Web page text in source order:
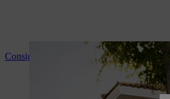
Consigli e informazioni sui prodotti